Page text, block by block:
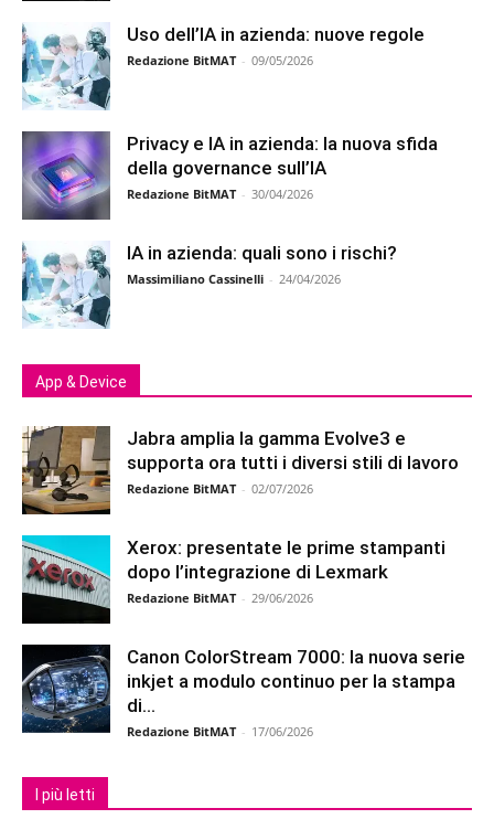
Uso dell’IA in azienda: nuove regole
Redazione BitMAT - 09/05/2026
Privacy e IA in azienda: la nuova sfida
della governance sull’IA
Redazione BitMAT - 30/04/2026
IA in azienda: quali sono i rischi?
Massimiliano Cassinelli - 24/04/2026
App & Device
Jabra amplia la gamma Evolve3 e
supporta ora tutti i diversi stili di lavoro
Redazione BitMAT - 02/07/2026
Xerox: presentate le prime stampanti
dopo l’integrazione di Lexmark
Redazione BitMAT - 29/06/2026
Canon ColorStream 7000: la nuova serie
inkjet a modulo continuo per la stampa
di...
Redazione BitMAT - 17/06/2026
I più letti